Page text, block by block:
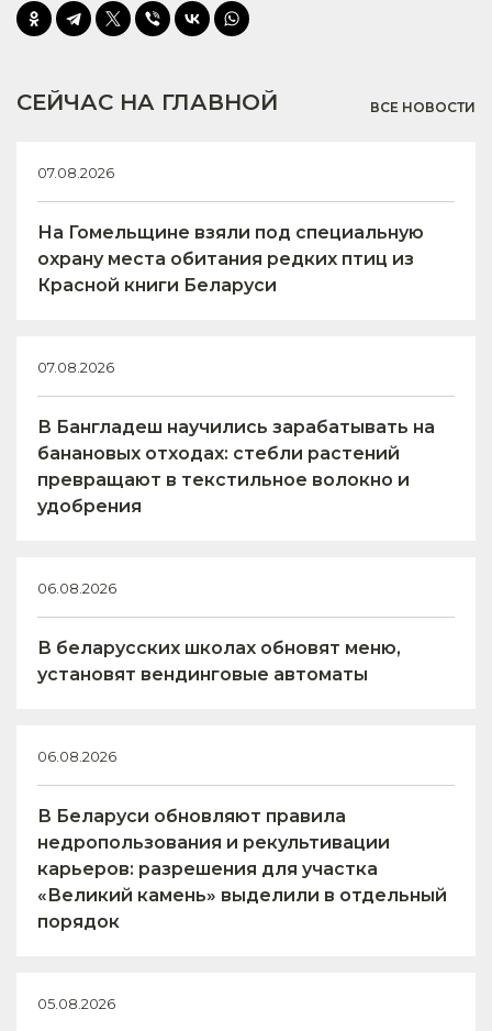
СЕЙЧАС НА ГЛАВНОЙ ВСЕ НОВОСТИ
07.08.2026
На Гомельщине взяли под специальную
охрану места обитания редких птиц из
Красной книги Беларуси
07.08.2026
В Бангладеш научились зарабатывать на
банановых отходах: стебли растений
превращают в текстильное волокно и
удобрения
06.08.2026
В беларусских школах обновят меню,
установят вендинговые автоматы
06.08.2026
В Беларуси обновляют правила
недропользования и рекультивации
карьеров: разрешения для участка
«Великий камень» выделили в отдельный
порядок
05.08.2026